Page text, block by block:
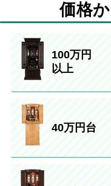
価格
100万円
以上
40万円台